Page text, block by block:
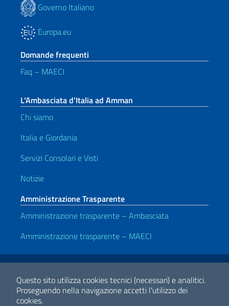
Questo sito utilizza cookies tecnici (necessari) e analitici.
Proseguendo nella navigazione accetti l'utilizzo dei
cookies.
Governo Italiano
Europa.eu
Domande frequenti
Faq – MAECI
L’Ambasciata d’Italia ad Amman
Chi siamo
Italia e Giordania
Servizi Consolari e Visti
Notizie
Amministrazione Trasparente
Amministrazione trasparente – Ambasciata
Amministrazione trasparente – MAECI
Link Utili